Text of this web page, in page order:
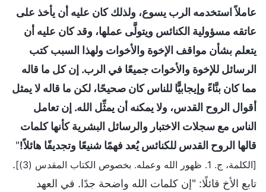
عاملاً استخدمه الرب يسوع، ولذلك كان عليه أن يأخذ على
عاتقه مسؤولية الكنائس ويتولَّى عملها، وقد كان عليه أن
يتعلم بشأن مواقف الإخوة والأخوات ولهذا السبب كتب
الرسائل للإخوة والأخوات جميعًا في الرب. إن كل ما قاله
مما كان بنَّاءً وإيجابيًّا للناس كان صحيحًا، لكن ما قاله لا يمثل
أقوال الروح القدس، ولا يمكنه أن يمثِّل الله. إن تعامل
الناس مع سجلات الاختبار والرسائل البشرية كأنها كلمات
قالها الروح القدس للكنائس يُعد فهمًا شنيعًا وتجديفًا هائلاً!"
[الكلمة، ج. 1. ظهور الله وعمله. بخصوص الكتاب المقدس (3)]
.
تابع الأخ قائلًا: "إن كلمات الله واضحة جدًا. في العهد